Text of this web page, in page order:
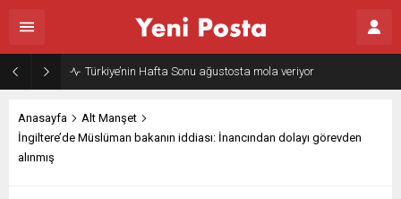
Türkiye’nin Hafta Sonu ağustosta mola veriyor
Anasayfa
Alt Manşet
İngiltere’de Müslüman bakanın iddiası: İnancından dolayı görevden
alınmış